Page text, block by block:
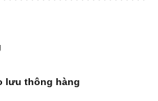
lưu thông hàng